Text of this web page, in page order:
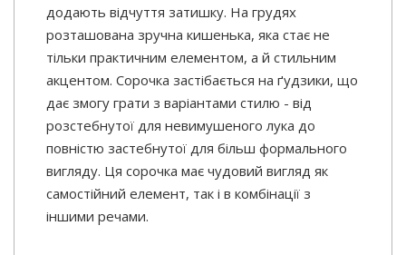
додають відчуття затишку. На грудях
розташована зручна кишенька, яка стає не
тільки практичним елементом, а й стильним
акцентом. Сорочка застібається на ґудзики, що
дає змогу грати з варіантами стилю - від
розстебнутої для невимушеного лука до
повністю застебнутої для більш формального
вигляду. Ця сорочка має чудовий вигляд як
самостійний елемент, так і в комбінації з
іншими речами.